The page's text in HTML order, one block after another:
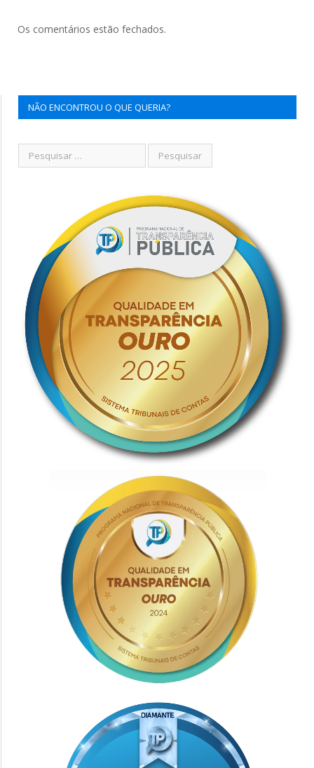
Os comentários estão fechados.
NÃO ENCONTROU O QUE QUERIA?